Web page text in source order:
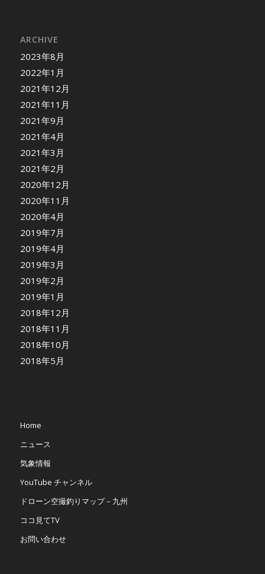
ARCHIVE
2023年8月
2022年1月
2021年12月
2021年11月
2021年9月
2021年4月
2021年3月
2021年2月
2020年12月
2020年11月
2020年4月
2019年7月
2019年4月
2019年3月
2019年2月
2019年1月
2018年12月
2018年11月
2018年10月
2018年5月
Home
ニュース
気象情報
YouTube チャンネル
ドローン空撮釣りマップ－九州
ココ見てTV
お問い合わせ